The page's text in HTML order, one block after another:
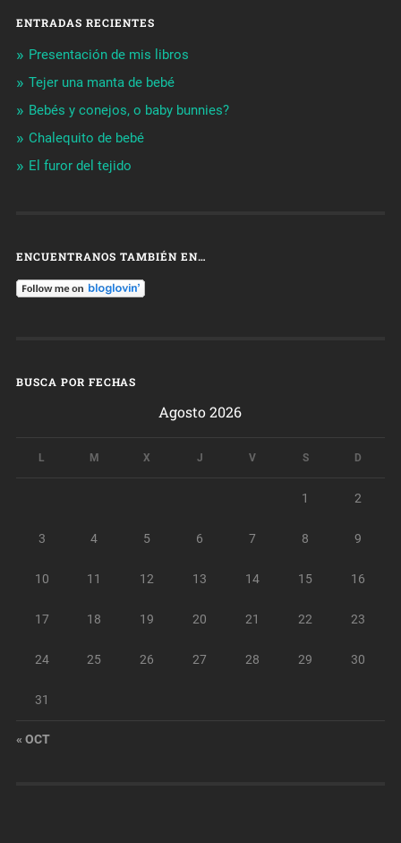
ENTRADAS RECIENTES
Presentación de mis libros
Tejer una manta de bebé
Bebés y conejos, o baby bunnies?
Chalequito de bebé
El furor del tejido
ENCUENTRANOS TAMBIÉN EN…
BUSCA POR FECHAS
Agosto 2026
L M X J V S D
1 2
3 4 5 6 7 8 9
10 11 12 13 14 15 16
17 18 19 20 21 22 23
24 25 26 27 28 29 30
31
« OCT